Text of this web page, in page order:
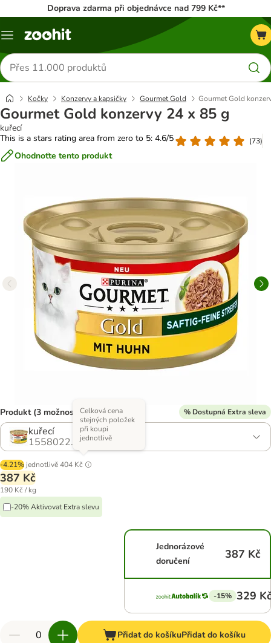
Doprava zdarma při objednávce nad 799 Kč**
Menu
Hledat
produkty
Kočky Konzervy a kapsičky Gourmet Gold Gourmet Gold
Gourmet Gold konzervy 24 x 85 g
kuřecí
This is a stars rating area from zero to 5: 4.6/5
(73)
Ohodnoťte tento produkt
Produkt (3 možností) % Dostupná Extra sleva
kuřecí
1558022.1
-4.21% jednotlivě404 Kč
Celková cena
stejných položek
při koupi
jednotlivě
387 Kč
190 Kč / kg
-20% Aktivovat Extra slevu
Jednorázové
doručení
387 Kč
-15% 329
Přidat do košíkuPřidat do košíku